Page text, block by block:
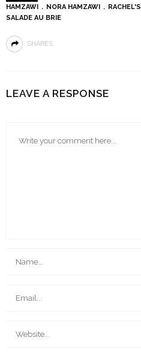
HAMZAWI
NORA HAMZAWI RACHEL'S
SALADE AU BRIE
SHARES
LEAVE A RESPONSE